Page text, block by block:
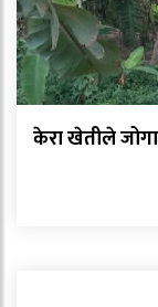
केरा खेतीले